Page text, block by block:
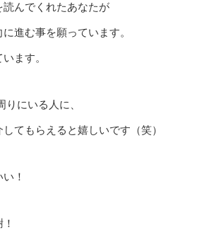
読んでくれたあなたが
進む事を願っています。
ます。
りにいる人に、
てもらえると嬉しいです（笑）
！